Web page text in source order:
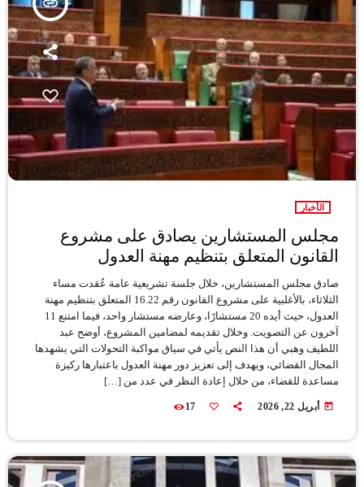
الأخبار
مجلس المستشارين يصادق على مشروع
القانون المتعلق بتنظيم مهنة العدول
صادق مجلس المستشارين، خلال جلسة تشريعية عامة عُقدت مساء
الثلاثاء، بالأغلبية على مشروع القانون رقم 16.22 المتعلق بتنظيم مهنة
العدول، حيث أيده 20 مستشارًا، وعارضه مستشار واحد، فيما امتنع 11
آخرون عن التصويت. وخلال تقديمه لمضامين المشروع، أوضح عبد
اللطيف وهبي أن هذا النص يأتي في سياق مواكبة التحولات التي يشهدها
المجال القضائي، ويهدف إلى تعزيز دور مهنة العدول باعتبارها ركيزة
مساعدة للقضاء، من خلال إعادة النظر في عدد من […]
today أبريل 22, 2026 17